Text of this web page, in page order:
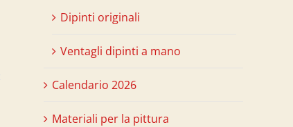
Dipinti originali
Ventagli dipinti a mano
Calendario 2026
Materiali per la pittura